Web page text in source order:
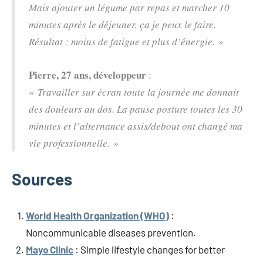
Mais ajouter un légume par repas et marcher 10
minutes après le déjeuner, ça je peux le faire.
Résultat : moins de fatigue et plus d’énergie. »
Pierre, 27 ans, développeur :
« Travailler sur écran toute la journée me donnait
des douleurs au dos. La pause posture toutes les 30
minutes et l’alternance assis/debout ont changé ma
vie professionnelle. »
Sources
World Health Organization (WHO) :
Noncommunicable diseases prevention.
Mayo Clinic : Simple lifestyle changes for better